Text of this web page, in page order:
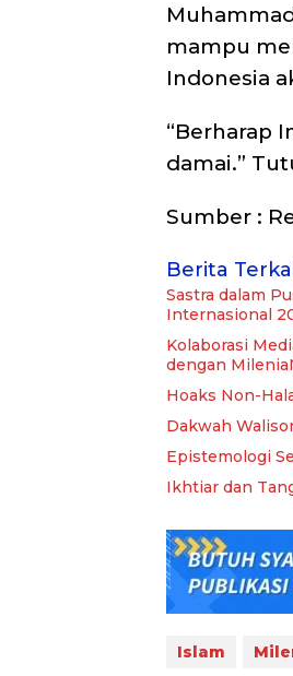
mampu
Indonesia
“Berharap
damai.”
Sumber :
Berita
Sastra dalam
Internasional
Kolaborasi
dengan
Hoaks Non-
Dakwah
Epistemologi
Ikhtiar dan
Islam